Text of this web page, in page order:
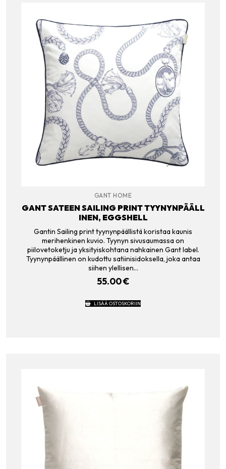
GANT HOME
GANT SATEEN SAILING PRINT TYYNYNPÄÄLL
INEN, EGGSHELL
Gantin Sailing print tyynynpäällistä koristaa kaunis
merihenkinen kuvio. Tyynyn sivusaumassa on
piilovetoketju ja yksityiskohtana nahkainen Gant label.
Tyynynpäällinen on kudottu satiinisidoksella, joka antaa
siihen ylellisen…
55.00€
LISÄÄ OSTOSKORIIN